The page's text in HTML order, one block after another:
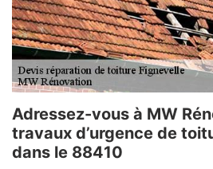
Adressez-vous à MW
travaux d’urgence de
dans le 88410